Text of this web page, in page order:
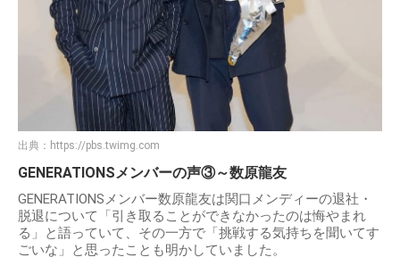
出典： https://pbs.twimg.com
GENERATIONSメンバーの声③～数原龍友
GENERATIONSメンバー数原龍友は関口メンディーの退社・
脱退について「引き取ることができなかったのは悔やまれ
る」と語っていて、その一方で「挑戦する気持ちを聞いてす
ごいな」と思ったことも明かしていました。